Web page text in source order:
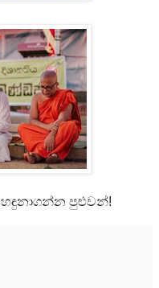
හඳුනාගන්න පුළුවන්!